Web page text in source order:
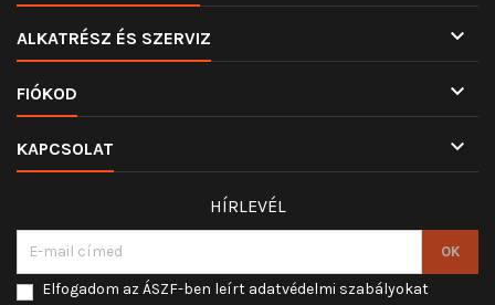
ALKATRÉSZ ÉS SZERVIZ 
FIÓKOD 
KAPCSOLAT 
HÍRLEVÉL
Elfogadom az ÁSZF-ben leírt adatvédelmi szabályokat